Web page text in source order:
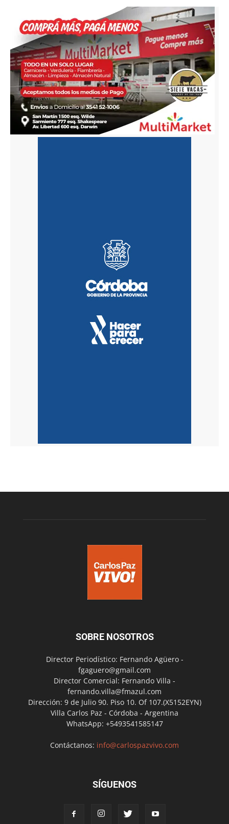
SOBRE NOSOTROS
Director Periodístico: Fernando Agüero -
fgaguero@gmail.com
Director Comercial: Fernando Villa -
fernando.villa@fmazul.com
Dirección: 9 de Julio 90. Piso 10. Of 107.(X5152EYN)
Villa Carlos Paz - Córdoba - Argentina
WhatsApp: +5493541585147
Contáctanos: info@carlospazvivo.com
SÍGUENOS